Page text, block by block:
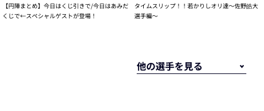
【円陣まとめ】今日はくじ引きで/今日はあみだ
くじで←スペシャルゲストが登場！
タイムスリップ！！若かりしオリ達～佐野皓大
選手編～